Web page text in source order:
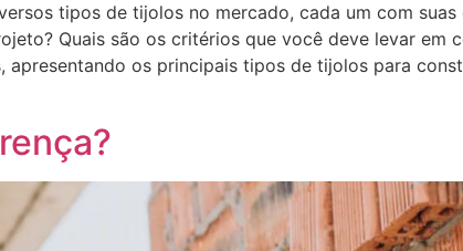
tipos de tijolos no mercado, cada um com suas
Quais são os critérios que você deve levar em
os principais tipos de tijolos para